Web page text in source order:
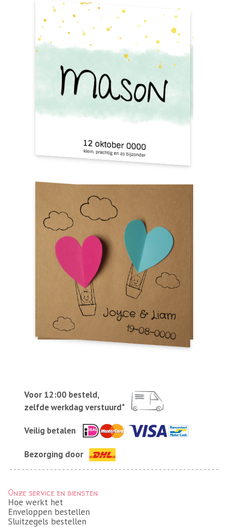
Voor 12:00 besteld,
zelfde werkdag verstuurd*
Veilig betalen
Bezorging door
Onze service en diensten
Hoe werkt het
Enveloppen bestellen
Sluitzegels bestellen